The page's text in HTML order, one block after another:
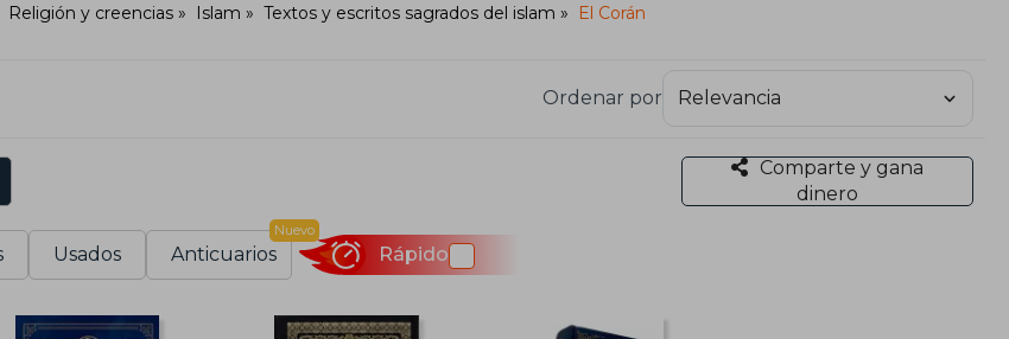
Religión y creencias Islam Textos y escritos sagrados del islam El Corán
Ordenar por
Comparte y gana
dinero
Usados Anticuarios
Nuevo
Rápido